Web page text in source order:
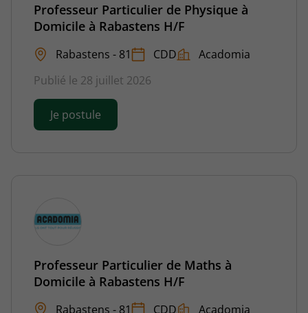
Professeur Particulier de Physique à
Domicile à Rabastens H/F
Rabastens - 81 CDD
Acadomia
Publié le 28 juillet 2026
Je postule
Professeur Particulier de Maths à
Domicile à Rabastens H/F
Rabastens - 81 CDD
Acadomia